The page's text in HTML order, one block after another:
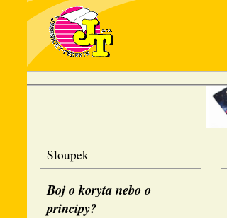
Sloupek
Boj o koryta nebo o
principy?